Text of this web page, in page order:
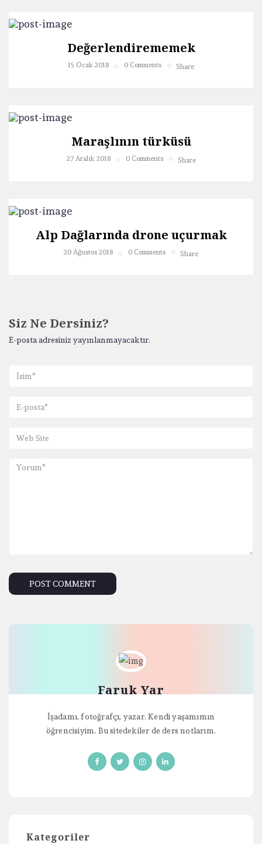
Değerlendirememek
15 Ocak 2018 0 Comments Share
Maraşlının türküsü
27 Aralık 2018 0 Comments Share
Alp Dağlarında drone uçurmak
20 Ağustos 2018 0 Comments Share
Siz Ne Dersiniz?
E-posta adresiniz yayınlanmayacaktır.
Faruk Yar
İşadamı, fotoğrafçı, yazar. Kendi yaşamımın
öğrencisiyim. Bu sitedekiler de ders notlarım.
Kategoriler